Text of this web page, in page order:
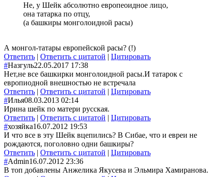
Не, у Шейк абсолютно европеоидное лицо,
она татарка по отцу,
(а башкиры монголоидной расы)
А монгол-татары европейской расы? (!)
Ответить | Ответить с цитатой | Цитировать
#Назгуль22.05.2017 17:38
Нет,не все башкирки монголоидной расы.И татарок с
европиодной внешностью не встречала
Ответить | Ответить с цитатой | Цитировать
#Илья08.03.2013 02:14
Ирина шейк по матери русская.
Ответить | Ответить с цитатой | Цитировать
#хозяйка16.07.2012 19:53
И что все в эту Шейк вцепились? В Сибае, что и евреи не
рождаются, поголовно одни башкиры?
Ответить | Ответить с цитатой | Цитировать
#Admin16.07.2012 23:36
В топ добавлены Анжелика Якусева и Эльмира Хамиранова.